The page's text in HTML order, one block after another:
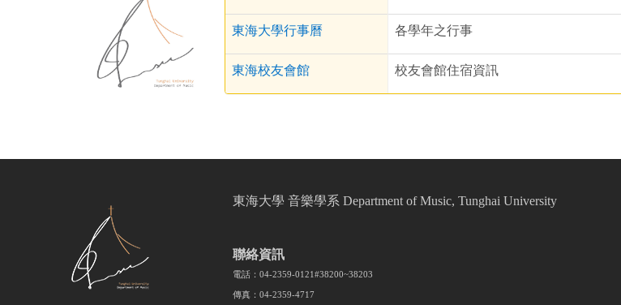
東海大學行事曆 各學年之行事
東海校友會館 校友會館住宿資訊
東海大學 音樂學系 Department of Music, Tunghai University
聯絡資訊
電話：04-2359-0121#38200~38203
傳真：04-2359-4717